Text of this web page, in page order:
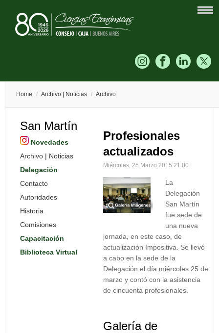
Home / Archivo | Noticias / Archivo
San Martín
Novedades
Archivo | Noticias
Delegación
Contacto
Autoridades
Historia
Comisiones
Capacitación
Biblioteca Virtual
Profesionales
actualizados
Miércoles, 25 Marzo 2015 21:00
La
Delegación
San Martín
fue sede de
una nueva
jornada, en este caso, de
actualización Impositiva. Se llevó
a cabo en la sede de la
Delegación el día miércoles 25 de
marzo y contó con la asistencia
de cincuenta profesionales.
Galería de